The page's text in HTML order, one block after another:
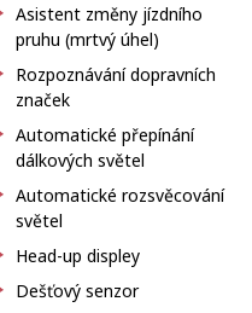
Asistent změny jízdního
pruhu (mrtvý úhel)
Rozpoznávání dopravních
značek
Automatické přepínání
dálkových světel
Automatické rozsvěcování
světel
Head-up displey
Dešťový senzor